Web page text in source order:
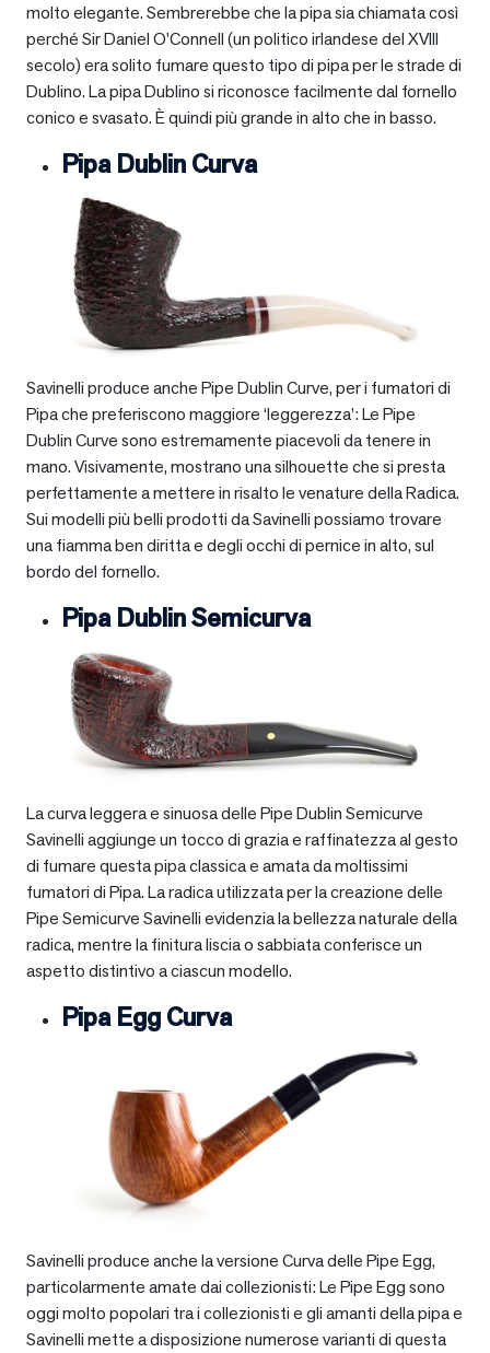
molto elegante. Sembrerebbe che la pipa sia chiamata così
perché Sir Daniel O’Connell (un politico irlandese del XVIII
secolo) era solito fumare questo tipo di pipa per le strade di
Dublino. La pipa Dublino si riconosce facilmente dal fornello
conico e svasato. È quindi più grande in alto che in basso.
Pipa Dublin Curva
Savinelli produce anche Pipe Dublin Curve, per i fumatori di
Pipa che preferiscono maggiore ‘leggerezza’: Le Pipe
Dublin Curve sono estremamente piacevoli da tenere in
mano. Visivamente, mostrano una silhouette che si presta
perfettamente a mettere in risalto le venature della Radica.
Sui modelli più belli prodotti da Savinelli possiamo trovare
una fiamma ben diritta e degli occhi di pernice in alto, sul
bordo del fornello.
Pipa Dublin Semicurva
La curva leggera e sinuosa delle Pipe Dublin Semicurve
Savinelli aggiunge un tocco di grazia e raffinatezza al gesto
di fumare questa pipa classica e amata da moltissimi
fumatori di Pipa. La radica utilizzata per la creazione delle
Pipe Semicurve Savinelli evidenzia la bellezza naturale della
radica, mentre la finitura liscia o sabbiata conferisce un
aspetto distintivo a ciascun modello.
Pipa Egg Curva
Savinelli produce anche la versione Curva delle Pipe Egg,
particolarmente amate dai collezionisti: Le Pipe Egg sono
oggi molto popolari tra i collezionisti e gli amanti della pipa e
Savinelli mette a disposizione numerose varianti di questa